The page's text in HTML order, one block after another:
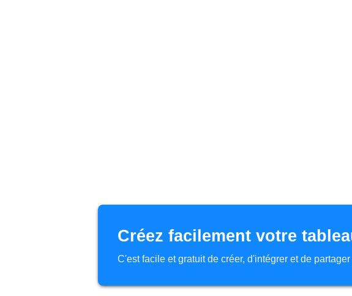
Créez facilement votre
C'est facile et gratuit de créer, d'intégrer et de